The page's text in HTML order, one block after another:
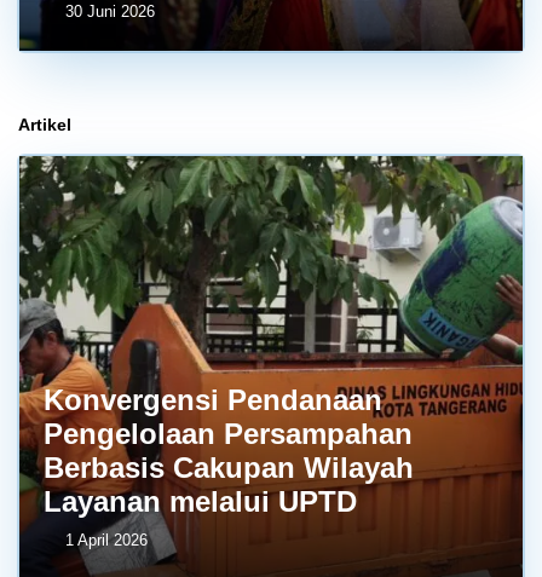
30 Juni 2026
Artikel
Konvergensi Pendanaan
Pengelolaan Persampahan
Berbasis Cakupan Wilayah
Layanan melalui UPTD
1 April 2026